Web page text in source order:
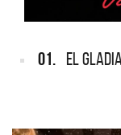
01. EL